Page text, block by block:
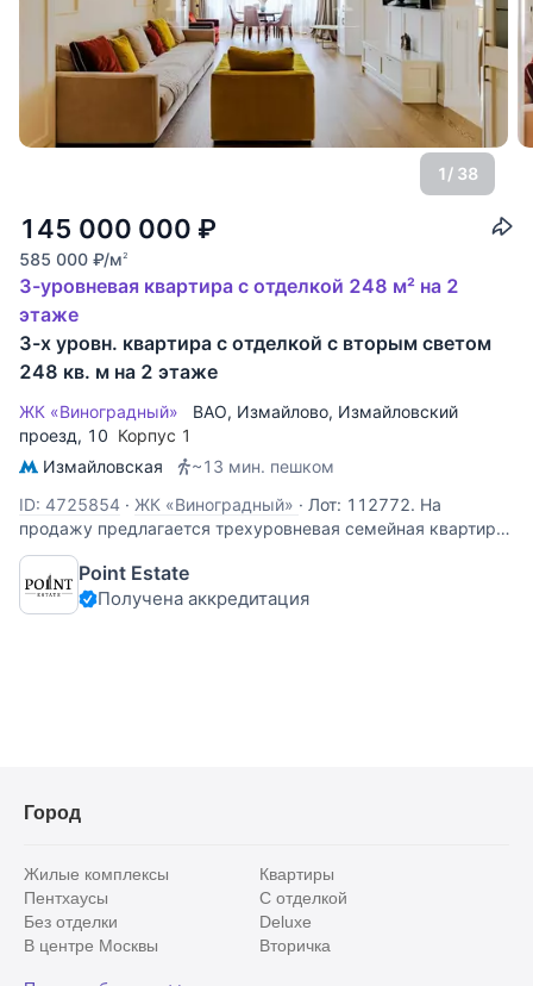
1/ 38
145 000 000 ₽
585 000 ₽/м2
3-уровневая квартира с отделкой 248 м² на 2
этаже
3-х уровн. квартира с отделкой с вторым светом
248 кв. м на 2 этаже
ЖК «Виноградный» ВАО, Измайлово, Измайловский
проезд, 10 Корпус 1
Измайловская
~13 мин. пешком
ID: 4725854 · ЖК «Виноградный» · Лот: 112772. На
продажу предлагается трехуровневая семейная квартира
в классическом стиле, с собственным входом с улицы и
выходом в Измайловский парк. Общая площадь - 248
кв.м. Планировка: 1-й уровень: кухня-гостиная, спальня с
Point Estate
Получена аккредитация
Город
Жилые комплексы
Квартиры
Пентхаусы
С отделкой
Без отделки
Deluxe
В центре Москвы
Вторичка